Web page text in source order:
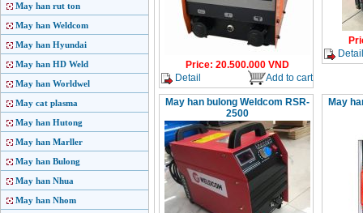
May han rut ton
May han Weldcom
May han Hyundai
May han HD Weld
May han Worldwel
May cat plasma
May han Hutong
May han Marller
May han Bulong
May han Nhua
May han Nhom
Price: 20.500.000VND
Detail
Add to cart
Detail
May han bulong Weldcom RSR-
2500
May